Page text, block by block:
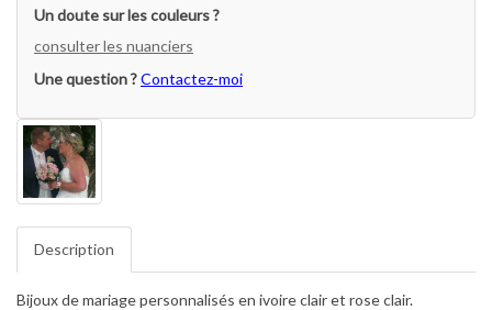
Un doute sur les couleurs ?
consulter les nuanciers
Une question ?Contactez-moi
Description
Bijoux de mariage personnalisés en ivoire clair et rose clair.